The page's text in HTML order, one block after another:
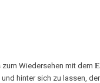
Wiedersehen mit dem
hinter sich zu lassen,